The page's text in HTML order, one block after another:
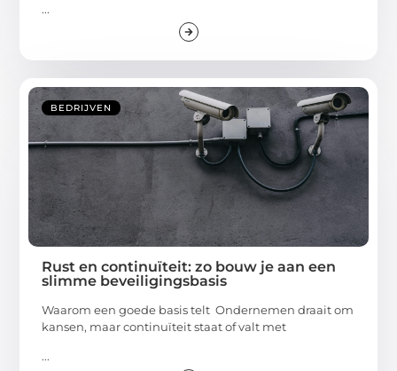
...
BEDRIJVEN
Rust en continuïteit: zo bouw je aan een
slimme beveiligingsbasis
Waarom een goede basis telt Ondernemen draait om
kansen, maar continuïteit staat of valt met
...